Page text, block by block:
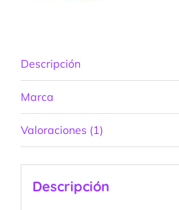
Descripción
Marca
Valoraciones (1)
Descripción